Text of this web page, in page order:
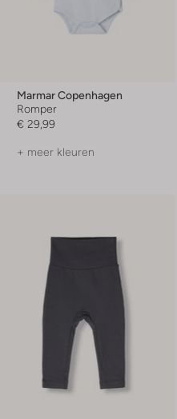
Marmar Copenhagen
Romper
€ 29,99
+ meer kleuren